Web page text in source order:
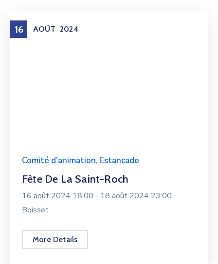
16 AOÛT 2024
Comité d'animation, Estancade
Fête De La Saint-Roch
16 août 2024 18:00 - 18 août 2024 23:00
Boisset
More Details